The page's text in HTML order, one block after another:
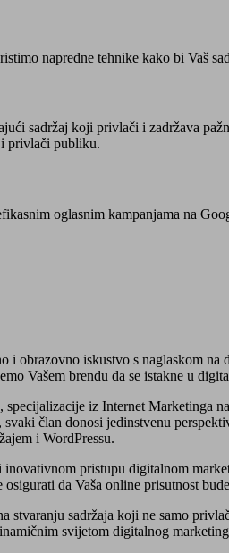
napredne tehnike kako bi Vaš
sadržaj koji privlači i zadržava
privlači publiku.
oglasnim kampanjama na
obrazovno iskustvo s naglaskom
Vašem brendu da se istakne u
, specijalizacije iz Internet Marketinga na
član donosi jedinstvenu
i WordPressu.
pristupu digitalnom
da Vaša online prisutnost
sadržaja koji ne samo
svijetom digitalnog